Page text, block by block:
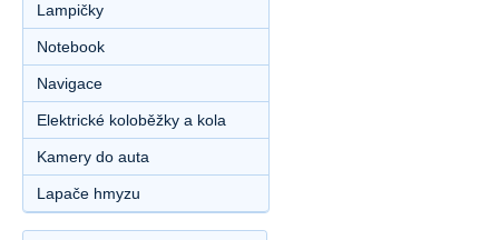
Lampičky
Notebook
Navigace
Elektrické koloběžky a kola
Kamery do auta
Lapače hmyzu